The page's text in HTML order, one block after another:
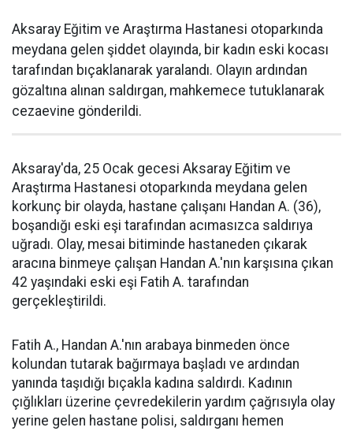
Aksaray Eğitim ve Araştırma Hastanesi otoparkında
meydana gelen şiddet olayında, bir kadın eski kocası
tarafından bıçaklanarak yaralandı. Olayın ardından
gözaltına alınan saldırgan, mahkemece tutuklanarak
cezaevine gönderildi.
Aksaray'da, 25 Ocak gecesi Aksaray Eğitim ve
Araştırma Hastanesi otoparkında meydana gelen
korkunç bir olayda, hastane çalışanı Handan A. (36),
boşandığı eski eşi tarafından acımasızca saldırıya
uğradı. Olay, mesai bitiminde hastaneden çıkarak
aracına binmeye çalışan Handan A.'nın karşısına çıkan
42 yaşındaki eski eşi Fatih A. tarafından
gerçekleştirildi.
Fatih A., Handan A.'nın arabaya binmeden önce
kolundan tutarak bağırmaya başladı ve ardından
yanında taşıdığı bıçakla kadına saldırdı. Kadının
çığlıkları üzerine çevredekilerin yardım çağrısıyla olay
yerine gelen hastane polisi, saldırganı hemen